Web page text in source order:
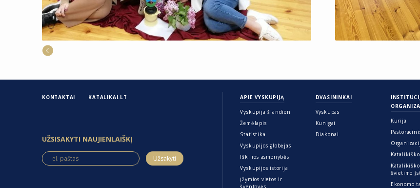
KONTAKTAI KATALIKAI.LT
UŽSISAKYTI NAUJIENLAIŠKĮ
APIE VYSKUPIJĄ
Vyskupija šiandien
Žemėlapis
Statistika
Vyskupijos globėjas
Iškilios asmenybės
Vyskupijos istorija
Įžymios vietos ir
DVASININKAI
Vyskupas
Kunigai
Diakonai
Kurija
švietimo
Ekonomo